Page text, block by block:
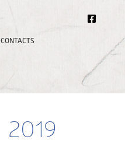
CONTACTS
2019